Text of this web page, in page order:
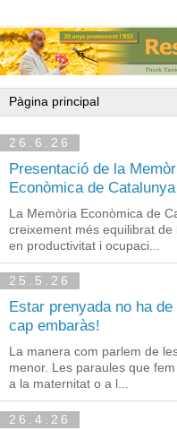
26.6.26
Presentació de la
Econòmica de
La Memòria Econòmica de
creixement més equilibrat de
en productivitat i ocupaci...
25.5.26
Estar prenyada no ha de
cap embaràs!
La manera com parlem de
menor. Les paraules que
a la maternitat o a l...
26.4.26